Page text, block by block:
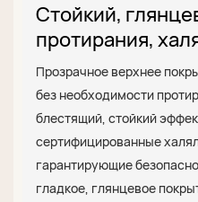
Стойкий,
протирания,
Прозрачное верхнее
без необходимости
блестящий, стойкий
сертифицированные
гарантирующие
гладкое, глянцевое